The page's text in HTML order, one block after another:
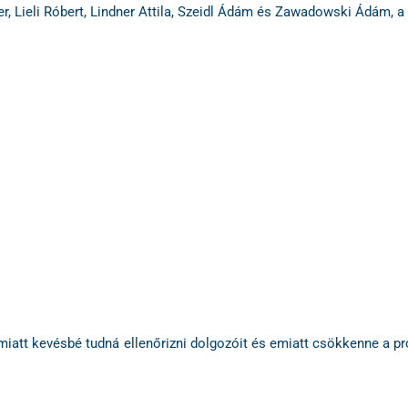
Lieli Róbert, Lindner Attila, Szeidl Ádám és Zawadowski Ádám,
kevésbé tudná ellenőrizni dolgozóit és emiatt csökkenne a